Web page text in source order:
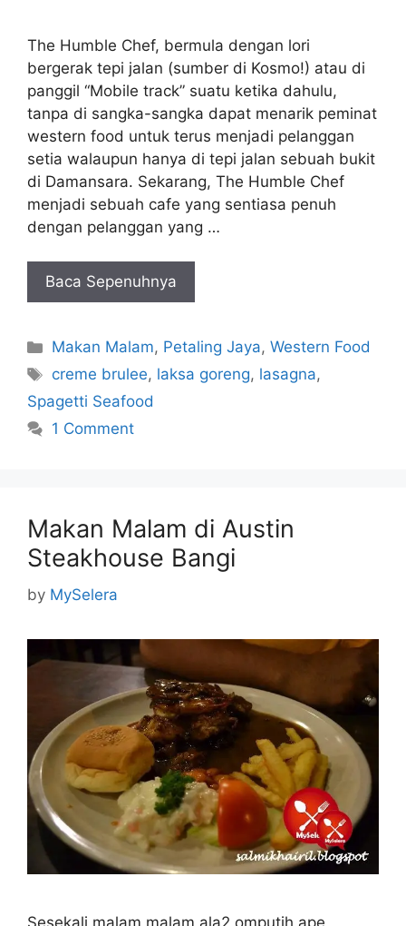
The Humble Chef, bermula dengan lori
bergerak tepi jalan (sumber di Kosmo!) atau di
panggil “Mobile track” suatu ketika dahulu,
tanpa di sangka-sangka dapat menarik peminat
western food untuk terus menjadi pelanggan
setia walaupun hanya di tepi jalan sebuah bukit
di Damansara. Sekarang, The Humble Chef
menjadi sebuah cafe yang sentiasa penuh
dengan pelanggan yang …
Baca Sepenuhnya
Categories
Makan Malam, Petaling Jaya,Western Food
Tags
creme brulee, laksa goreng, lasagna,
Spagetti Seafood
1 Comment
Makan Malam di Austin
Steakhouse Bangi
by MySelera
Sesekali malam malam ala2 omputih ape